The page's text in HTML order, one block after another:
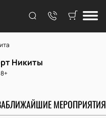
Никиты
БЛИЖАЙШИЕ МЕРОПРИЯТИЯ